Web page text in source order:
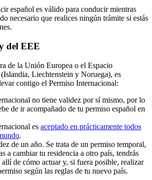
español es válido para conducir mientras
necesario que realices ningún trámite si estás
del EEE
de la Unión Europea o el Espacio
Liechtenstein y Noruega), es
contigo el Permiso Internacional:
no tiene validez por sí mismo, por lo
de ir acompañado de tu permiso español en
es aceptado en prácticamente todos
.
de un año. Se trata de un permiso temporal,
a cambiar tu residencia a otro país, tendrás
de cómo actuar y, si fuera posible, realizar
según las reglas de tu nuevo país.